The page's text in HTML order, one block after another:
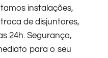
instalações,
de disjuntores,
24h. Segurança,
para o seu